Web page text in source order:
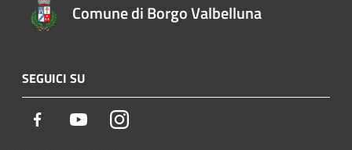
Comune di Borgo Valbelluna
SEGUICI SU
Facebook YoutubeInstagram